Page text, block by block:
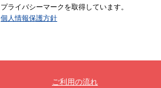
プライバシーマークを取得しています。
個人情報保護方針
ご利用の流れ